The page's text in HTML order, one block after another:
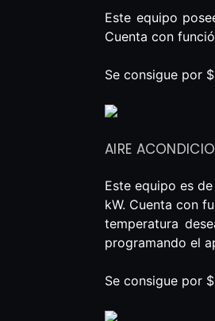
Este equipo
Cuenta con
Se consigue por
AIRE
Este equipo es
kW. Cuenta con
temperatura
programando el
Se consigue por